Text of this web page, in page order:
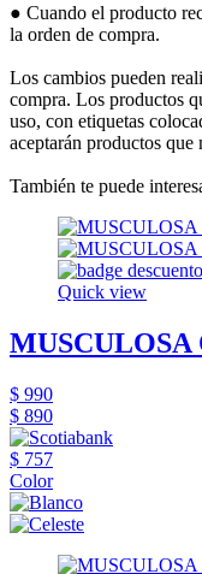
● Cuando el producto
la orden de compra.
Los cambios pueden
compra. Los productos
uso, con etiquetas
aceptarán productos
También te puede
Quick view
MUSCULOSA
$ 990
$ 890
$ 757
Color